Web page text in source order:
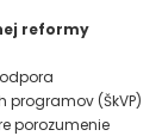
reformy
(ŠkVP)
porozumenie